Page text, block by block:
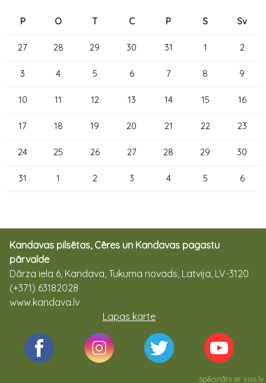
P O T C P S Sv
27 28 29 30 31 1 2
3 4 5 6 7 8 9
10 11 12 13 14 15 16
17 18 19 20 21 22 23
24 25 26 27 28 29 30
31 1 2 3 4 5 6
Kandavas pilsētas, Cēres un Kandavas pagastu
pārvalde
Dārza iela 6, Kandava, Tukuma novads, Latvija, LV-3120
(+371) 63182028
www.kandava.lv
Lapas karte
spēcināts arviss.lv